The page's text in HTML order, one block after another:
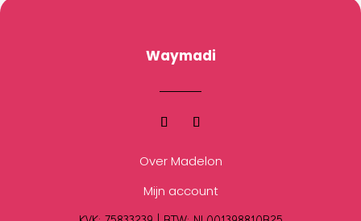
Waymadi
Over Madelon
Mijn account